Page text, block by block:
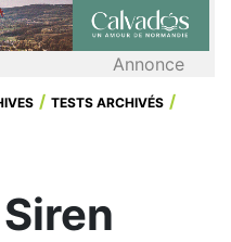
Annonce
TESTS ARCHIVÉS